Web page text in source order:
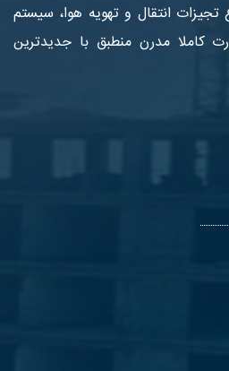
تجیزات انتقال و تهویه هوا، سیستم
کاملا مدرن منطبق با جدیدترین